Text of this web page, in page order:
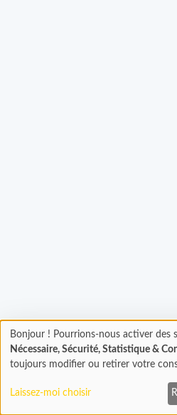
Chargement
En cours...
Bonjour ! Pourrions-nous activer des
Nécessaire, Sécurité, Statistique &
toujours modifier ou retirer votre
Laissez-moi choisir